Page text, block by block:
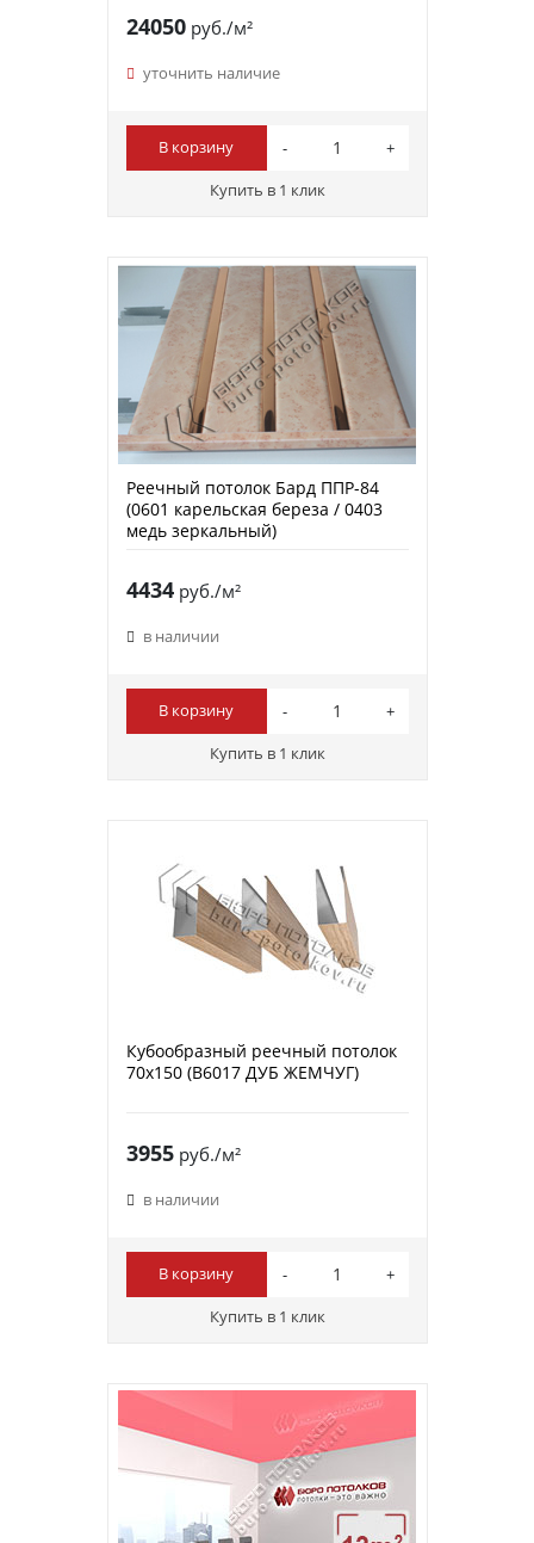
24050руб./м²
уточнить наличие
В корзину
Купить в 1 клик
Реечный потолок Бард ППР-84
(0601 карельская береза / 0403
медь зеркальный)
4434руб./м²
в наличии
В корзину
Купить в 1 клик
Кубообразный реечный потолок
70х150 (B6017 ДУБ ЖЕМЧУГ)
3955руб./м²
в наличии
В корзину
Купить в 1 клик